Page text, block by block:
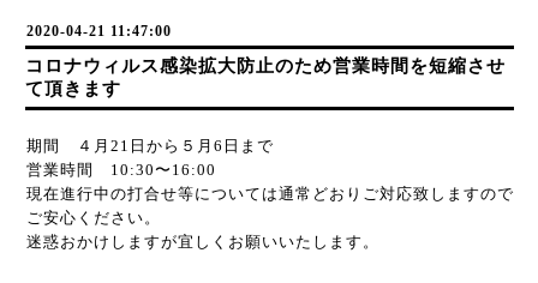
2020-04-21 11:47:00
コロナウィルス感染拡大防止のため営業時間を短縮させ
て頂きます
期間 ４月21日から５月6日まで
営業時間 10:30〜16:00
現在進行中の打合せ等については通常どおりご対応致しますので
ご安心ください。
迷惑おかけしますが宜しくお願いいたします。